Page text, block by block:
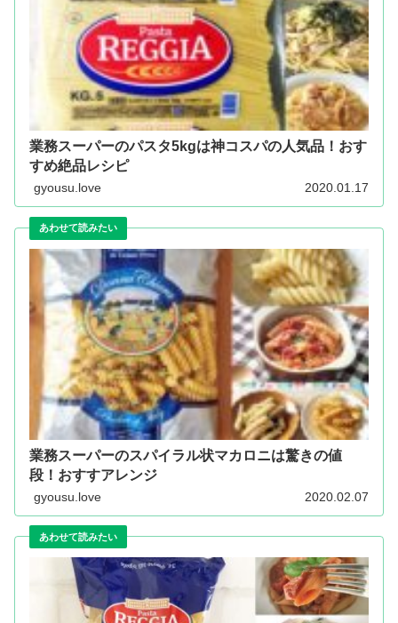
業務スーパーのパスタ5kgは神コスパの人気品！おす
すめ絶品レシピ
gyousu.love 2020.01.17
業務スーパーのスパイラル状マカロニは驚きの値
段！おすすアレンジ
gyousu.love 2020.02.07